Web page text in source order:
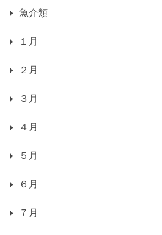
魚介類
１月
２月
３月
４月
５月
６月
７月